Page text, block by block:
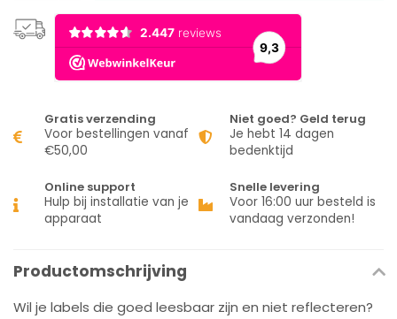
Gratis verzending
Voor bestellingen vanaf
€50,00
Niet goed? Geld terug
Je hebt 14 dagen
bedenktijd
Online support
Hulp bij installatie van je
apparaat
Snelle levering
Voor 16:00 uur besteld is
vandaag verzonden!
Productomschrijving
Wil je labels die goed leesbaar zijn en niet reflecteren?